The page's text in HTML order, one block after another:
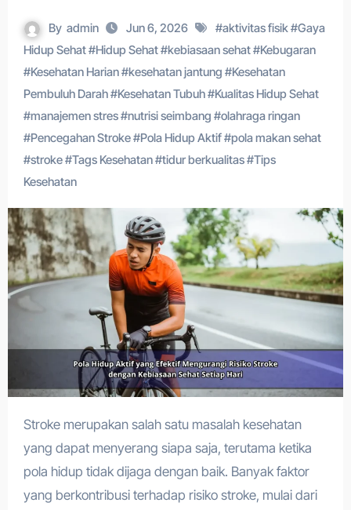
By admin Jun 6, 2026 #aktivitas fisik#Gaya
Hidup Sehat#Hidup Sehat#kebiasaan sehat#Kebugaran
#Kesehatan Harian#kesehatan jantung #Kesehatan
Pembuluh Darah#Kesehatan Tubuh#Kualitas Hidup Sehat
#manajemen stres#nutrisi seimbang #olahraga ringan
#Pencegahan Stroke#Pola Hidup Aktif#pola makan sehat
#stroke#Tags Kesehatan#tidur berkualitas#Tips
Kesehatan
Stroke merupakan salah satu masalah kesehatan
yang dapat menyerang siapa saja, terutama ketika
pola hidup tidak dijaga dengan baik. Banyak faktor
yang berkontribusi terhadap risiko stroke, mulai dari